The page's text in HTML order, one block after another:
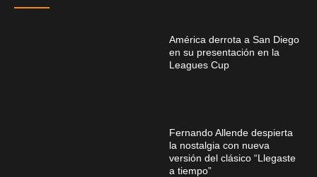
América derrota a San Diego
en su presentación en la
Leagues Cup
Fernando Allende despierta
la nostalgia con nueva
versión del clásico “Llegaste
a tiempo”